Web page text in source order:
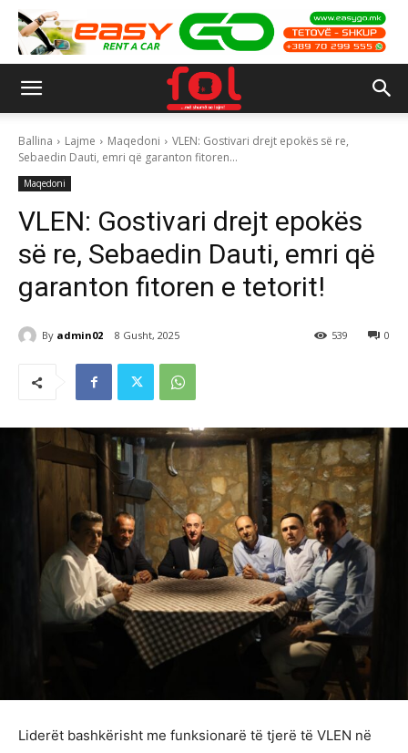
Ballina Lajme Maqedoni
VLEN: Gostivari drejt epokës së re,
Sebaedin Dauti, emri që garanton fitoren...
Maqedoni
VLEN: Gostivari drejt epokës
së re, Sebaedin Dauti, emri që
garanton fitoren e tetorit!
By admin02 8 Gusht, 2025 0
539
Liderët bashkërisht me funksionarë të tjerë të VLEN në